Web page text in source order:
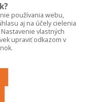
používania webu,
aj na účely cielenia
vlastných
upraviť odkazom v